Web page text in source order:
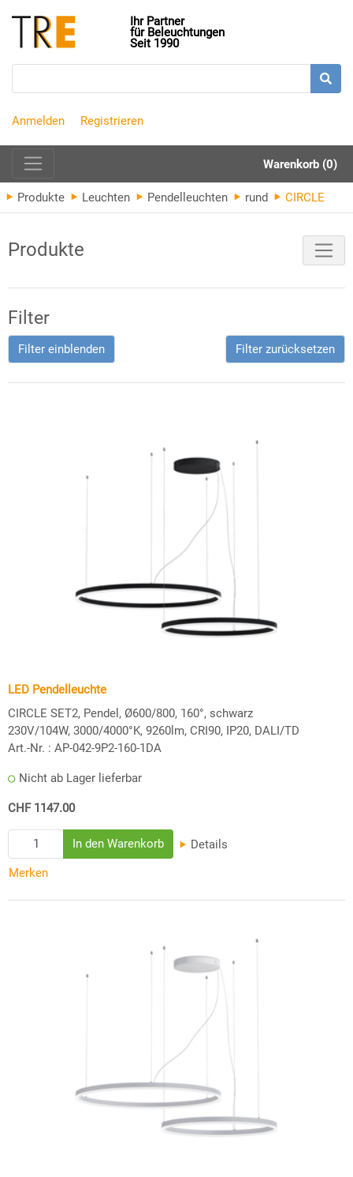
Ihr Partner
für Beleuchtungen
Seit 1990
Anmelden Registrieren
Warenkorb (0)
Produkte Leuchten Pendelleuchten rund CIRCLE
Produkte
Filter
Filter zurücksetzen
Filter einblenden
LED Pendelleuchte
CIRCLE SET2, Pendel, Ø600/800, 160°, schwarz
230V/104W, 3000/4000°K, 9260lm, CRI90, IP20, DALI/TD
Art.-Nr. : AP-042-9P2-160-1DA
Nicht ab Lager lieferbar
CHF 1147.00
Details
Merken